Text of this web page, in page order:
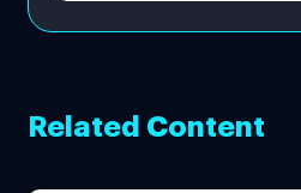
Related Content